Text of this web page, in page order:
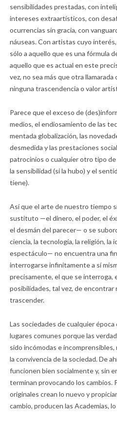
sensibilidades prestadas, con
intereses extraartísticos, con
ocurrencias sin gracia, con
náuseas. Con artistas cuyo
sólo a aquello que es una fórmula
aquello que es actual en este
vez, no sea más que otra
ninguna trascendencia o valor
Parece que el exceso de
medios, el endiosamiento de las
mentada globalización, las
desmedida y las prestaciones
patrocinios o cualquier otro tipo
la sensibilidad (si la hubo) y el
tiene).
Así que el arte de nuestro tiempo
sustituto —el dinero, el poder, el
el desmán del parecer— o se
ciencia, la tecnología, la religión, la
espectáculo— no encuentra una
interrogarse infinitamente a sí
precisamente, el que se interroga,
posibilidades, tal vez, de encontrar
trascender.
Las sociedades de cualquier
lugares comunes porque las
sido incómodas e
la convivencia de la sociedad. De
funcionen bien socialmente y, sin
terminan provocando los cambios.
originales crean lo nuevo y
cambio, producen las Academias,